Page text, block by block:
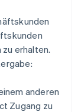
erhalten.
anderen
Zugang zu